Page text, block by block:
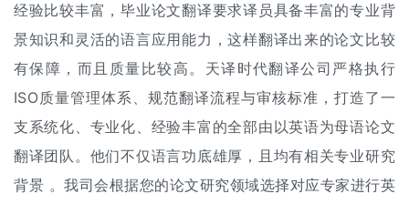
经验比较丰富，毕业论文翻译要求译员具备丰富的专业背
景知识和灵活的语言应用能力，这样翻译出来的论文比较
有保障，而且质量比较高。天译时代翻译公司严格执行
ISO质量管理体系、规范翻译流程与审核标准，打造了一
支系统化、专业化、经验丰富的全部由以英语为母语论文
翻译团队。他们不仅语言功底雄厚，且均有相关专业研究
背景 。我司会根据您的论文研究领域选择对应专家进行英